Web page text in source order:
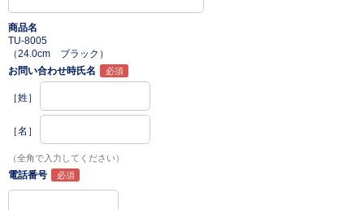
商品名
TU-8005
（24.0cm ブラック）
お問い合わせ時氏名
［姓］
［名］
（全角で入力してください）
電話番号